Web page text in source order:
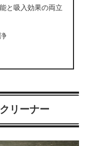
と吸入効果の両立
リーナー